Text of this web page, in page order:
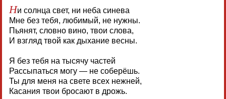
Ни солнца свет, ни неба синева
Мне без тебя, любимый, не нужны.
Пьянят, словно вино, твои слова,
И взгляд твой как дыхание весны.
Я без тебя на тысячу частей
Рассыпаться могу — не соберёшь.
Ты для меня на свете всех нежней,
Касания твои бросают в дрожь.